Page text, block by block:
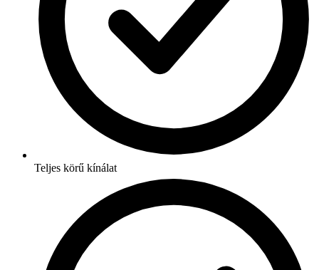
Teljes körű kínálat